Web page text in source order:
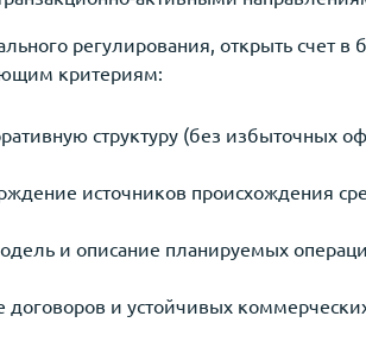
регулирования, открыть счет
критериям:
структуру (без избыточных
источников происхождения
и описание планируемых
договоров и устойчивых